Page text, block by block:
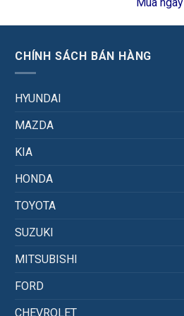
CHÍNH SÁCH BÁN HÀNG
HYUNDAI
MAZDA
KIA
HONDA
TOYOTA
SUZUKI
MITSUBISHI
FORD
CHEVROLET